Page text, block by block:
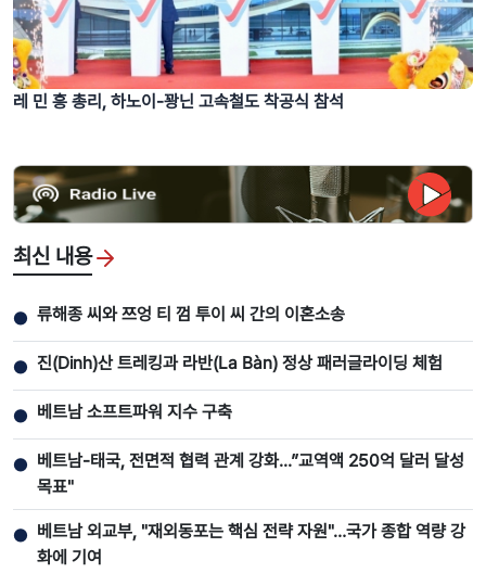
레 민 흥 총리, 하노이-꽝닌 고속철도 착공식 참석
최신 내용
● 류해종 씨와 쯔엉 티 껌 투이 씨 간의 이혼소송
● 진(Dinh)산 트레킹과 라반(La Bàn) 정상 패러글라이딩 체험
● 베트남 소프트파워 지수 구축
● 베트남-태국, 전면적 협력 관계 강화...”교역액 250억 달러 달성
목표"
● 베트남 외교부, "재외동포는 핵심 전략 자원"…국가 종합 역량 강
화에 기여